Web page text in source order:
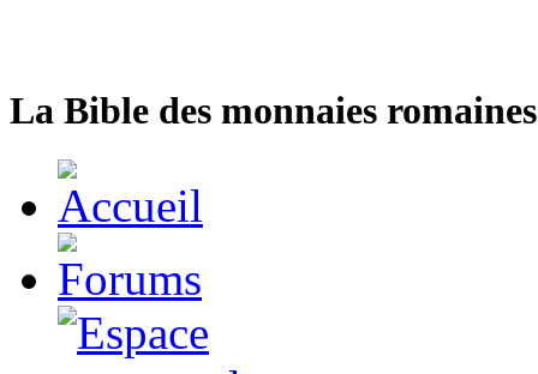
La Bible des monnaies